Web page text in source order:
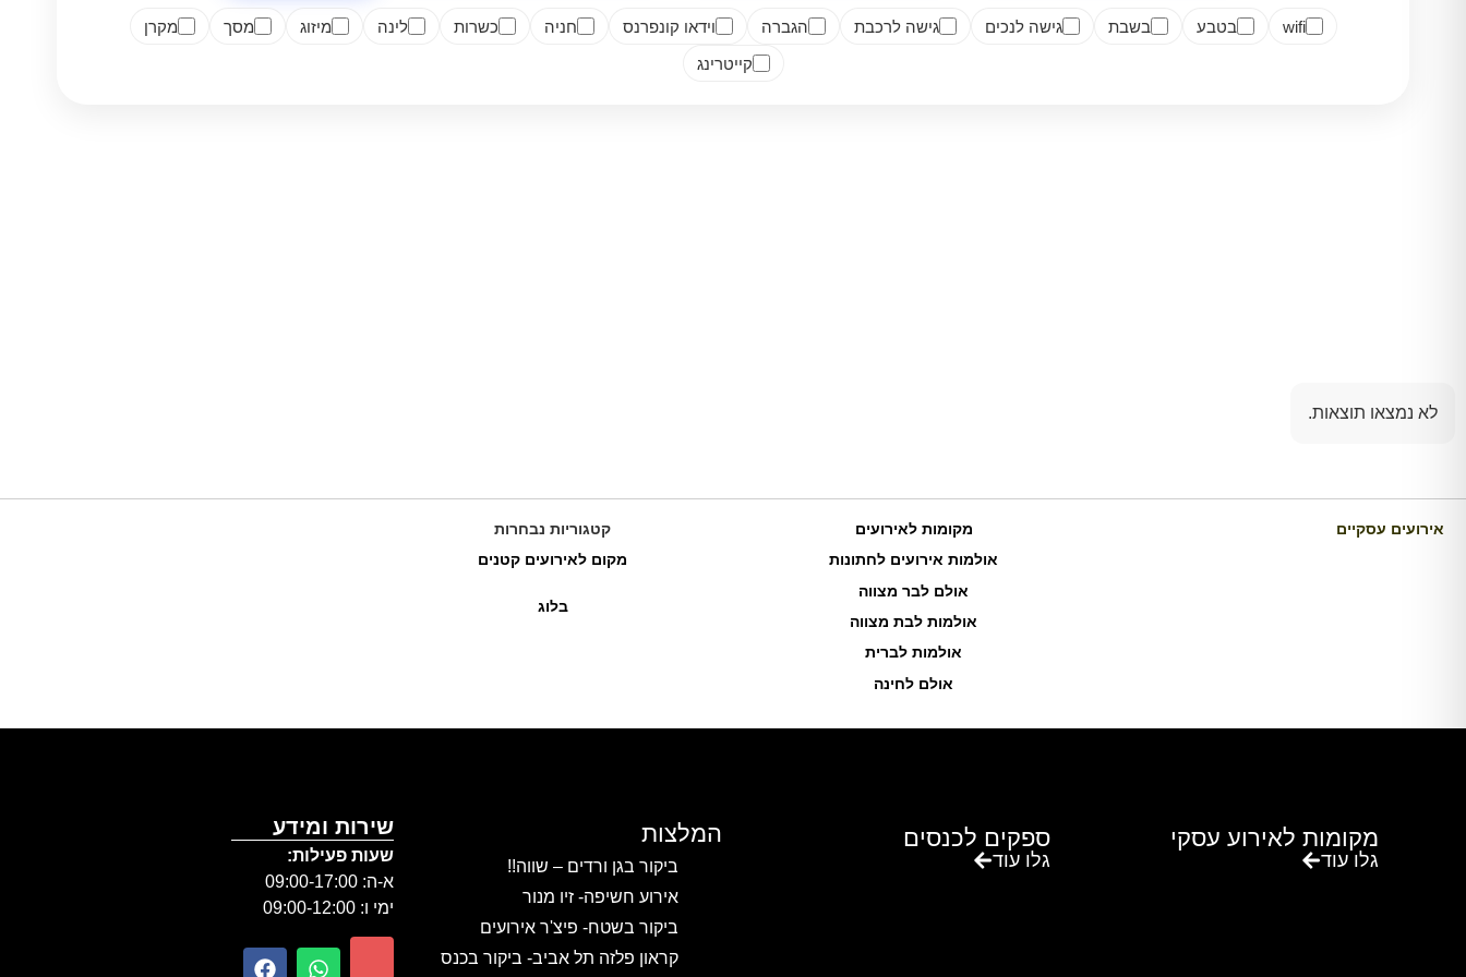
wifi בטבע בשבת גישה לנכים גישה לרכבת הגברה וידאו קונפרנס חניה כשרות לינה מיזוג מסך
מקרן
קייטרינג
לא נמצאו תוצאות.
אירועים עסקיים
מקומות לאירועים
אולמות אירועים לחתונות
אולם לבר מצווה
אולמות לבת מצווה
אולמות לברית
אולם לחינה
קטגוריות נבחרות
מקום לאירועים קטנים
בלוג
מקומות לאירוע עסקי
גלו עוד
ספקים לכנסים
גלו עוד
המלצות
ביקור בגן ורדים – שווה!!
אירוע חשיפה- זיו מנור
ביקור בשטח- פיצ'ר אירועים
קראון פלזה תל אביב- ביקור בכנס
שירות ומידע
שעות פעילות:
א-ה: 09:00-17:00
ימי ו: 09:00-12:00